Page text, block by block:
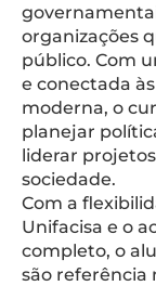
organizações
público. Com
e conectada
moderna, o
planejar
liderar
sociedade.
Com a
Unifacisa e o
completo, o
são referência